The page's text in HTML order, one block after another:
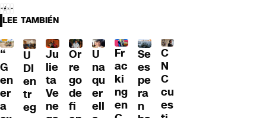
LEE TAMBIÉN
“
G
en
er
a
U
DI
en
tr
eg
Ju
lie
ta
Ve
ne
Or
re
go
de
fi
U
na
qu
er
ell
Fr
ac
ki
ng
en
Se
es
pe
ra
n
C
N
C
cu
es